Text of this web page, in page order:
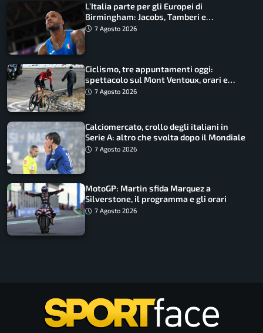
L’Italia parte per gli Europei di
Birmingham: Jacobs, Tamberi e
Battocletti guidano una spedizione
7 Agosto 2026
Ciclismo, tre appuntamenti oggi:
spettacolo sul Mont Ventoux, orari e
come vederli
7 Agosto 2026
Calciomercato, crollo degli italiani in
Serie A: altro che svolta dopo il Mondiale
7 Agosto 2026
MotoGP: Martin sfida Marquez a
Silverstone, il programma e gli orari
7 Agosto 2026